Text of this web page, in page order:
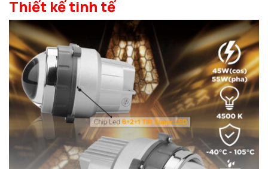
Thiết kế tinh tế